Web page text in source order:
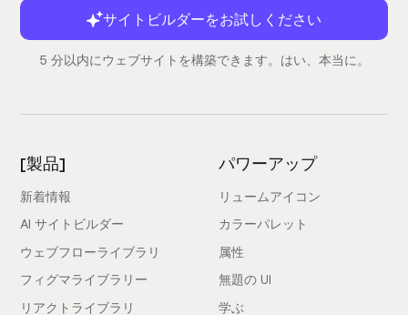
サイトビルダーをお試しください
5 分以内にウェブサイトを構築できます。はい、本当に。
[製品]
新着情報
AI サイトビルダー
ウェブフローライブラリ
フィグマライブラリー
リアクトライブラリ
パワーアップ
リュームアイコン
カラーパレット
属性
無題の UI
学ぶ